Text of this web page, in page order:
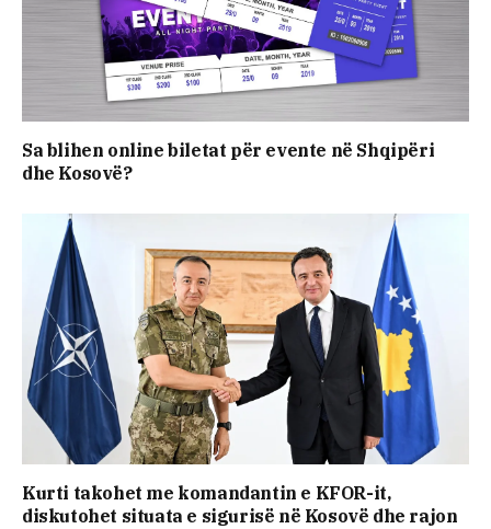
Sa blihen online biletat për evente në Shqipëri
dhe Kosovë?
Kurti takohet me komandantin e KFOR-it,
diskutohet situata e sigurisë në Kosovë dhe rajon